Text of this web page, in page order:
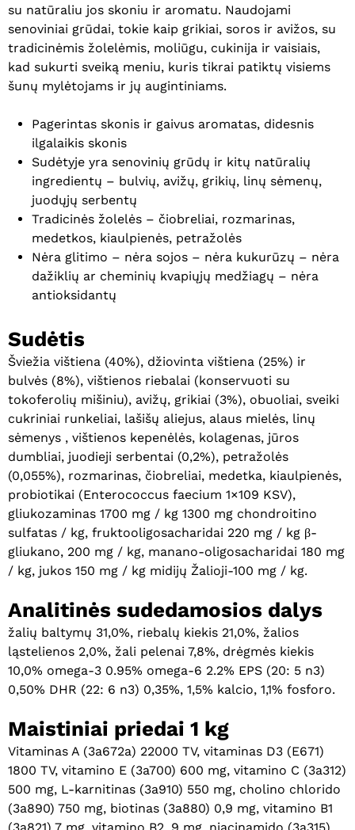
su natūraliu jos skoniu ir aromatu. Naudojami
senoviniai grūdai, tokie kaip grikiai, soros ir avižos, su
tradicinėmis žolelėmis, moliūgu, cukinija ir vaisiais,
kad sukurti sveiką meniu, kuris tikrai patiktų visiems
šunų mylėtojams ir jų augintiniams.
Pagerintas skonis ir gaivus aromatas, didesnis
ilgalaikis skonis
Sudėtyje yra senovinių grūdų ir kitų natūralių
ingredientų – bulvių, avižų, grikių, linų sėmenų,
juodųjų serbentų
Tradicinės žolelės – čiobreliai, rozmarinas,
medetkos, kiaulpienės, petražolės
Nėra glitimo – nėra sojos – nėra kukurūzų – nėra
dažiklių ar cheminių kvapiųjų medžiagų – nėra
antioksidantų
Sudėtis
Šviežia vištiena (40%), džiovinta vištiena (25%) ir
bulvės (8%), vištienos riebalai (konservuoti su
tokoferolių mišiniu), avižų, grikiai (3%), obuoliai, sveiki
cukriniai runkeliai, lašišų aliejus, alaus mielės, linų
sėmenys , vištienos kepenėlės, kolagenas, jūros
dumbliai, juodieji serbentai (0,2%), petražolės
(0,055%), rozmarinas, čiobreliai, medetka, kiaulpienės,
probiotikai (Enterococcus faecium 1×109 KSV),
gliukozaminas 1700 mg / kg 1300 mg chondroitino
sulfatas / kg, fruktooligosacharidai 220 mg / kg β-
gliukano, 200 mg / kg, manano-oligosacharidai 180 mg
/ kg, jukos 150 mg / kg midijų Žalioji-100 mg / kg.
Analitinės sudedamosios dalys
žalių baltymų 31,0%, riebalų kiekis 21,0%, žalios
ląstelienos 2,0%, žali pelenai 7,8%, drėgmės kiekis
10,0% omega-3 0.95% omega-6 2.2% EPS (20: 5 n3)
0,50% DHR (22: 6 n3) 0,35%, 1,5% kalcio, 1,1% fosforo.
Maistiniai priedai 1 kg
Vitaminas A (3a672a) 22000 TV, vitaminas D3 (E671)
1800 TV, vitamino E (3a700) 600 mg, vitamino C (3a312)
500 mg, L-karnitinas (3a910) 550 mg, cholino chlorido
(3a890) 750 mg, biotinas (3a880) 0,9 mg, vitamino B1